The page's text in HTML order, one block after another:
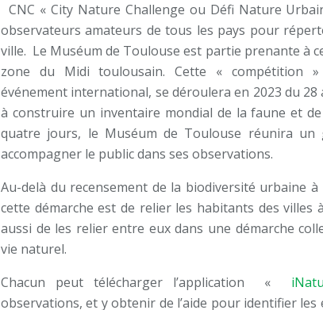
CNC « City Nature Challenge ou Défi Nature
observateurs amateurs de tous les pays pour
ville. Le Muséum de Toulouse est partie prenante à
zone du Midi toulousain. Cette « compétition
événement international, se déroulera en 2023 du
à construire un inventaire mondial de la faune et
quatre jours, le Muséum de Toulouse réunira
accompagner le public dans ses observations.
Au-delà du recensement de la biodiversité urbaine à
cette démarche est de relier les habitants des
aussi de les relier entre eux dans une démarche
vie naturel.
Chacun peut télécharger l’application «
observations, et y obtenir de l’aide pour identifier les